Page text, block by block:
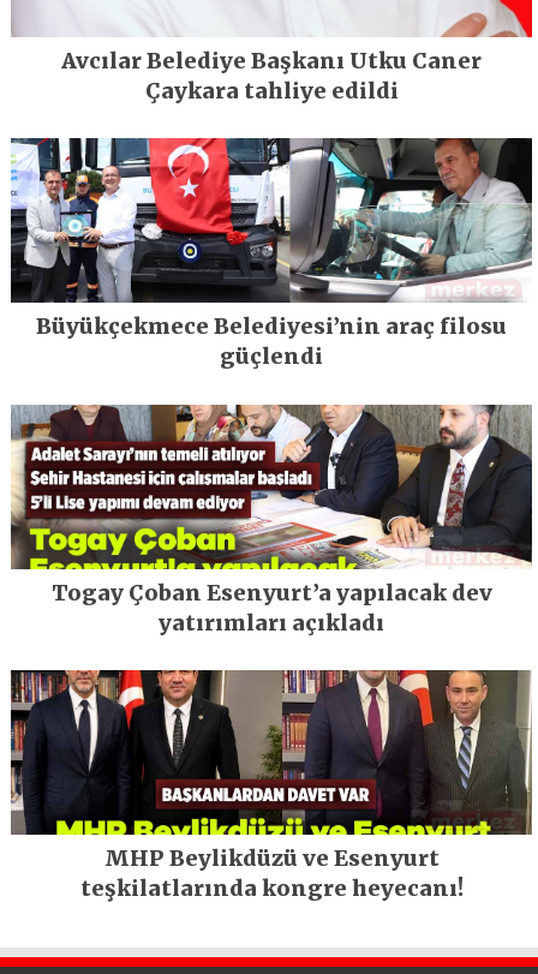
Avcılar Belediye Başkanı Utku Caner
Çaykara tahliye edildi
Büyükçekmece Belediyesi’nin araç filosu
güçlendi
Togay Çoban Esenyurt’a yapılacak dev
yatırımları açıkladı
MHP Beylikdüzü ve Esenyurt
teşkilatlarında kongre heyecanı!